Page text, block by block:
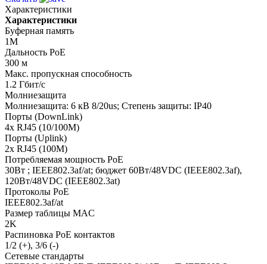
Характеристики
Характеристики
Буферная память
1M
Дальность PoE
300 м
Макс. пропускная способность
1.2 Гбит/с
Молниезащита
Молниезащита: 6 кВ 8/20us; Степень защиты: IP40
Порты (DownLink)
4x RJ45 (10/100M)
Порты (Uplink)
2x RJ45 (100M)
Потребляемая мощность PoE
30Вт ; IEEE802.3af/at; бюджет 60Вт/48VDC (IEEE802.3af),
120Вт/48VDC (IEEE802.3at)
Протоколы PoE
IEEE802.3af/at
Размер таблицы MAC
2K
Распиновка PoE контактов
1/2 (+), 3/6 (-)
Сетевые стандарты